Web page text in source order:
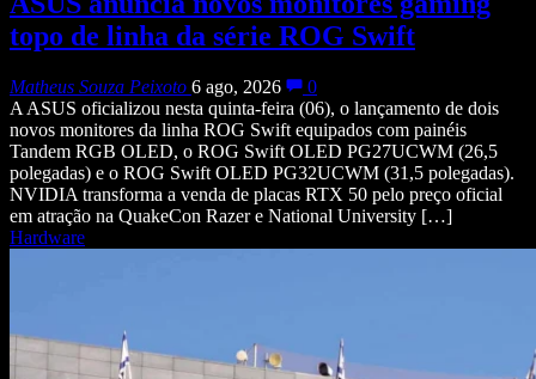
topo de linha da série ROG Swift
Matheus Souza Peixoto 6 ago, 2026
0
A ASUS oficializou nesta quinta-feira (06), o lançamento de dois
novos monitores da linha ROG Swift equipados com painéis
Tandem RGB OLED, o ROG Swift OLED PG27UCWM (26,5
polegadas) e o ROG Swift OLED PG32UCWM (31,5 polegadas).
NVIDIA transforma a venda de placas RTX 50 pelo preço oficial
em atração na QuakeCon Razer e National University […]
Hardware